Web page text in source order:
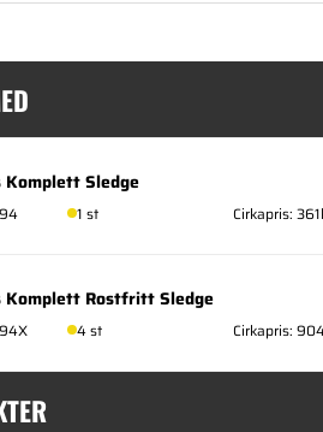
Komplett Sledge
1 st Cirkapris:
Komplett Rostfritt Sledge
4 st Cirkapris: